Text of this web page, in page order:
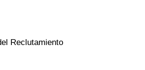
Reclutamiento